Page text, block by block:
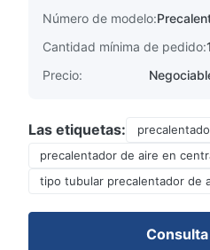
Número de modelo:
Cantidad mínima de pedido:
Precio:
Las etiquetas:
precalentador de aire en
tipo tubular precalentador de